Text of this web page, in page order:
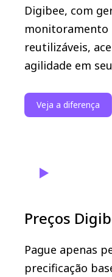
Digibee, com
monitoramento
reutilizáveis,
agilidade em
Veja a diferença
Preços
Pague apenas
precificação